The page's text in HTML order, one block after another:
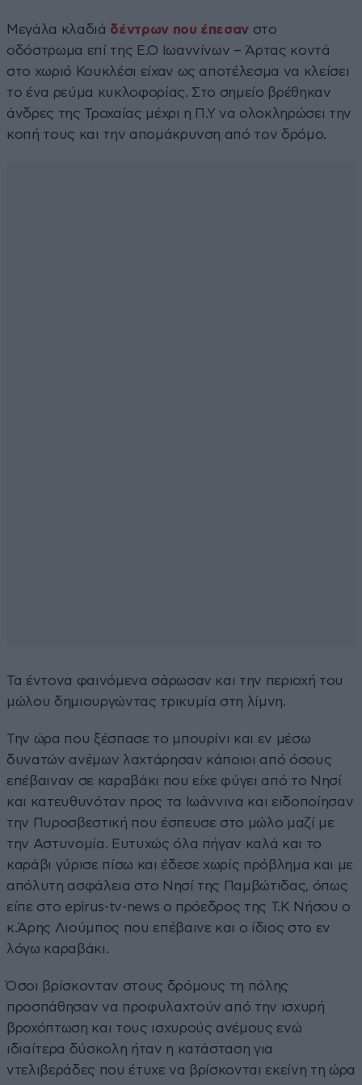
Μεγάλα κλαδιά δέντρων που έπεσαν στο
οδόστρωμα επί της Ε.Ο Ιωαννίνων – Άρτας κοντά
στο χωριό Κουκλέσι είχαν ως αποτέλεσμα να κλείσει
το ένα ρεύμα κυκλοφορίας. Στο σημείο βρέθηκαν
άνδρες της Τροχαίας μέχρι η Π.Υ να ολοκληρώσει την
κοπή τους και την απομάκρυνση από τον δρόμο.
Τα έντονα φαινόμενα σάρωσαν και την περιοχή του
μώλου δημιουργώντας τρικυμία στη λίμνη.
Την ώρα που ξέσπασε το μπουρίνι και εν μέσω
δυνατών ανέμων λαχτάρησαν κάποιοι από όσους
επέβαιναν σε καραβάκι που είχε φύγει από το Νησί
και κατευθυνόταν προς τα Ιωάννινα και ειδοποίησαν
την Πυροσβεστική που έσπευσε στο μώλο μαζί με
την Αστυνομία. Ευτυχώς όλα πήγαν καλά και το
καράβι γύρισε πίσω και έδεσε χωρίς πρόβλημα και με
απόλυτη ασφάλεια στο Νησί της Παμβώτιδας, όπως
είπε στο epirus-tv-news o πρόεδρος της Τ.Κ Νήσου ο
κ.Άρης Λιούμπος που επέβαινε και ο ίδιος στο εν
λόγω καραβάκι.
Όσοι βρίσκονταν στους δρόμους τη πόλης
προσπάθησαν να προφυλαχτούν από την ισχυρή
βροχόπτωση και τους ισχυρούς ανέμους ενώ
ιδιαίτερα δύσκολη ήταν η κατάσταση για
ντελιβεράδες που έτυχε να βρίσκονται εκείνη τη ώρα